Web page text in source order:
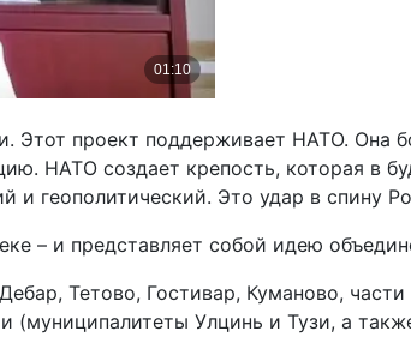
Этот проект поддерживает НАТО. Она
НАТО создает крепость, которая в
геополитический. Это удар в спину
– и представляет собой идею
Тетово, Гостивар, Куманово,
Улцинь и Тузи, а